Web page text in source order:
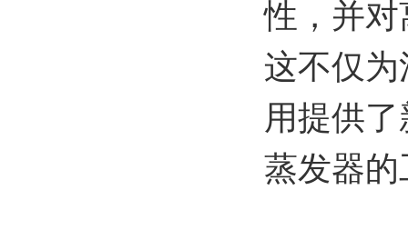
性，并
这不仅
用提供
蒸发器